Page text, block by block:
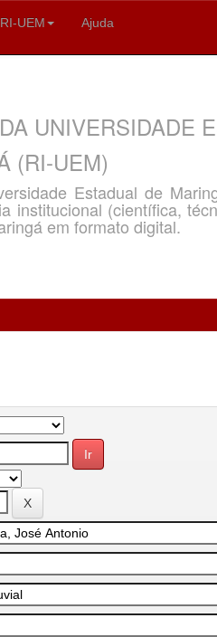
UEM Ajuda
UNIVERSIDADE
(RI-UEM)
Estadual de
institucional (científica,
em formato digital.